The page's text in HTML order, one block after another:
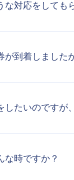
対応をしても
が到着しまし
たいのですが
な時ですか？